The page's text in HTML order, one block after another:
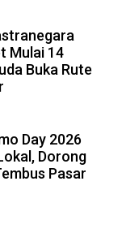
Mulai 14
Buka Rute
Day 2026
Dorong
Pasar